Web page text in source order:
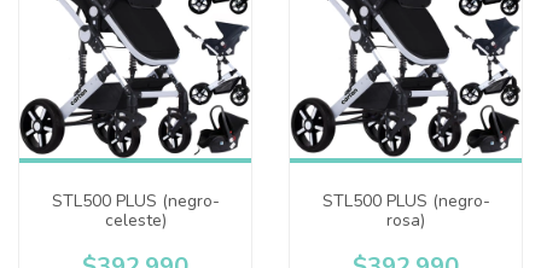
STL500 PLUS (negro-
celeste)
STL500 PLUS (negro-
rosa)